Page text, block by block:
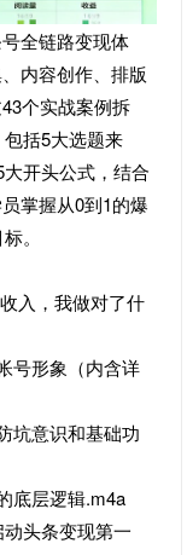
全链路变现体
内容创作、排版
个实战案例拆
括5大选题来
开头公式，结合
掌握从0到1的爆
。
入，我做对了什
号形象（内含详
坑意识和基础功
底层逻辑.m4a
头条变现第一